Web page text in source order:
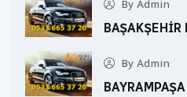
By Admin
BAŞAKŞEHIR
By Admin